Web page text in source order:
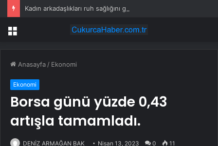
Kadın arkadaşlıkları ruh sağlığını güçlendiriyor
Menü
Anasayfa / Ekonomi
Ekonomi
Borsa günü yüzde 0,43
artışla tamamladı.
DENİZ ARMAĞAN BAK Nisan 13, 2023 0 11